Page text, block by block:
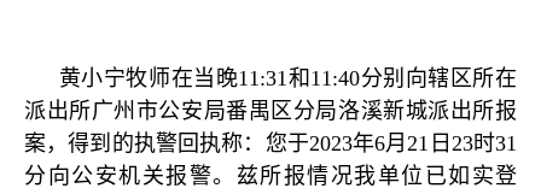
黄小宁牧师在当晚11:31和 11:40分别向辖区所在
派出所广州市公安局番禺区分局洛溪新城派出所报
案，得到的执警回执称：您于2023年6月21 日 23时31
分向公安机关报警。兹所报情况我单位已如实登